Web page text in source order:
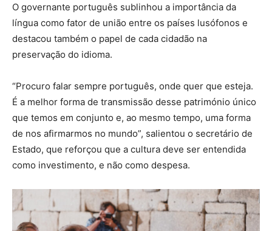
O governante português sublinhou a importância da
língua como fator de união entre os países lusófonos e
destacou também o papel de cada cidadão na
preservação do idioma.
“Procuro falar sempre português, onde quer que esteja.
É a melhor forma de transmissão desse património único
que temos em conjunto e, ao mesmo tempo, uma forma
de nos afirmarmos no mundo”, salientou o secretário de
Estado, que reforçou que a cultura deve ser entendida
como investimento, e não como despesa.